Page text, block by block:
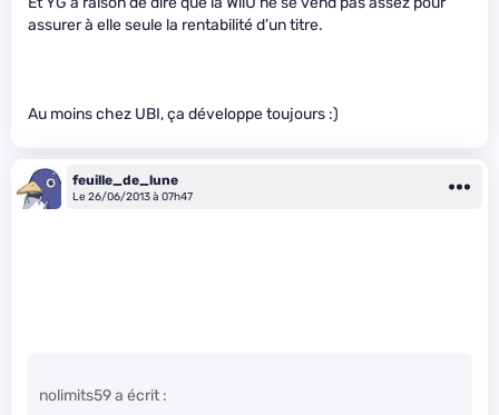
assurer à elle seule la rentabilité d’un titre.
Au moins chez UBI, ça développe toujours :)
feuille_de_lune
Le 26/06/2013 à 07h47
nolimits59 a écrit :